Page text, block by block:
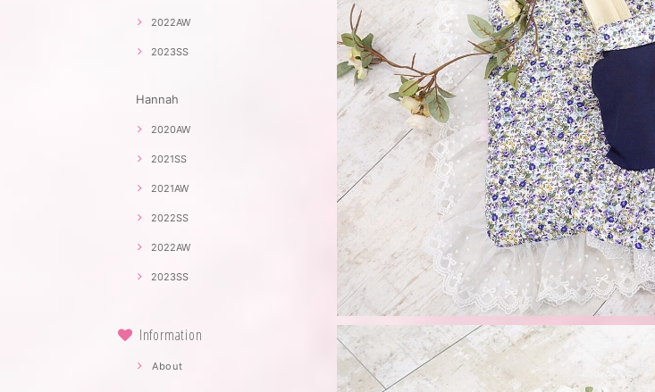
2022AW
2023SS
Hannah
2020AW
2021SS
2021AW
2022SS
2022AW
2023SS
Information
About